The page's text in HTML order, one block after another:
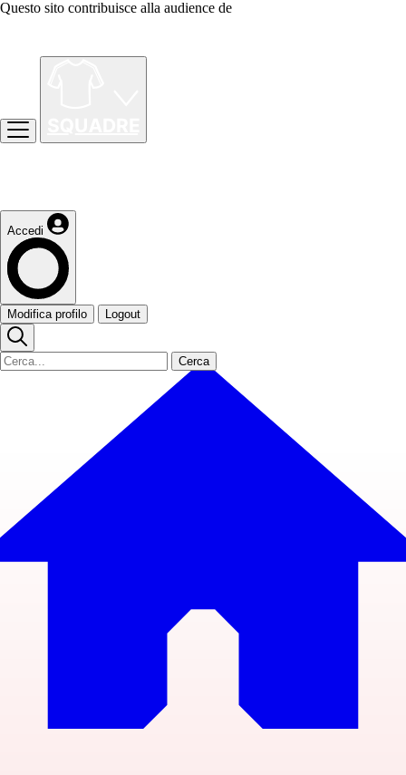
Questo sito contribuisce alla audience de
Accedi
Modifica profilo Logout
Cerca